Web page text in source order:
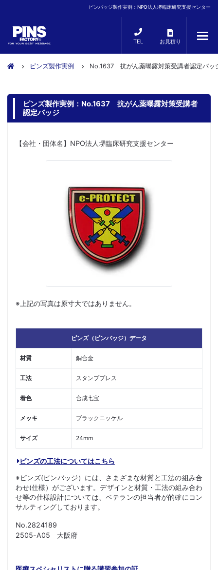
ピンバッジ製作実例：NPO法人堺臨床研究支援センター
TEL お見積り
ピンズ製作実例 No.1637 抗がん薬曝露対策受講者認定バッ
ピンズ製作実例：No.1637 抗がん薬曝露対策受講者
認定バッジ
【会社・団体名】NPO法人堺臨床研究支援センター
※上記の写真は原寸大ではありません。
ピンズ（ピンバッジ）データ
材質 銅合金
工法 スタンププレス
着色 合成七宝
メッキ ブラックニッケル
サイズ 24mm
ピンズの工法についてはこちら
※ピンズ(ピンバッジ）には、さまざまな材質と工法の組み合
わせ(仕様）がございます。デザインと材質・工法の組み合わ
せ等の仕様設計については、ベテランの担当者が的確にコン
サルティングしております。
No.2824189
2505-A05 大阪府